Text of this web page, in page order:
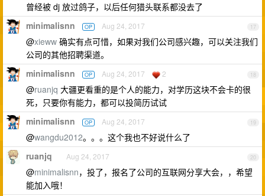
曾经被 dj 放过鸽子，以后任何猎头联系都没去了
17
minimalisnn OP Aug 24, 2017
@xieww 确实有点可惜，如果对我们公司感兴趣，可以关注我们
公司的其他招聘渠道。
18
minimalisnn OP Aug 24, 2017 2
@ruanjq 大疆更看重的是个人的能力，对学历这块不会卡的很
死，只要你有能力，都可以投简历试试
19
minimalisnn OP Aug 24, 2017
@wangdu2012。。。这个我也不好说什么了
20
ruanjq Aug 24, 2017
@minimalisnn，投了，报名了公司的互联网分享大会，，希望
能加入哦！